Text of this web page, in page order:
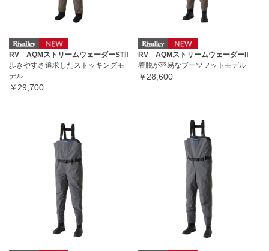
RV AQMストリームウェーダーSTⅡ
歩きやすさ追求したストッキングモ
デル
￥29,700
RV AQMストリームウェーダーⅡ
着脱が容易なブーツフットモデル
￥28,600